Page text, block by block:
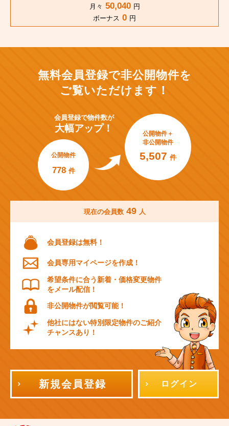
月々 50,040 円
ボーナス 0 円
無料会員登録で非公開物件を
ご覧いただけます！
会員登録で物件数が
大幅アップ！
公開物件
778 件
公開物件＋
非公開物件
5,507 件
現在の会員数 49 人
会員登録は無料！
会員専用マイページを作成！
希望条件に合う新着・価格変更物件
をメール配信！
非公開物件が閲覧可能！
他社にはない特別限定物件のご紹介
チャンスあり！
新規会員登録 ログイン